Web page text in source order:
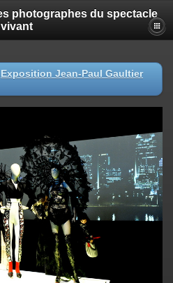
photographes du spectacle
vivant
Exposition Jean-Paul Gaultier